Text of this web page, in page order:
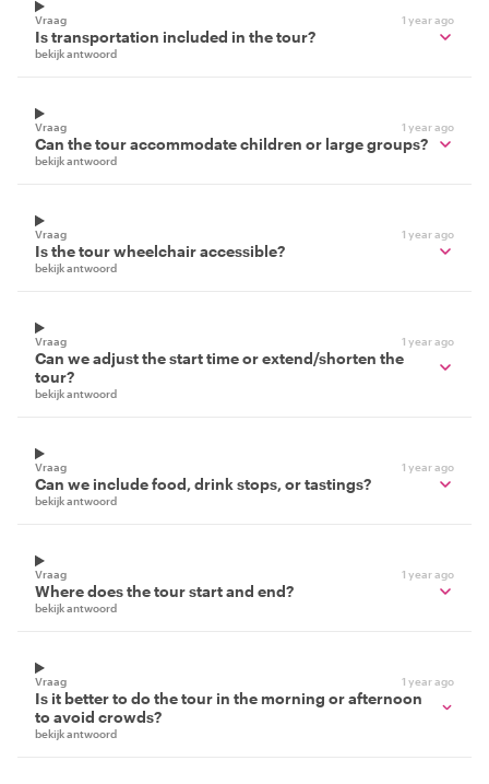
Vraag 1 year ago
Is transportation included in the tour?
bekijk antwoord
Vraag 1 year ago
Can the tour accommodate children or large groups?
bekijk antwoord
Vraag 1 year ago
Is the tour wheelchair accessible?
bekijk antwoord
Vraag 1 year ago
Can we adjust the start time or extend/shorten the
tour?
bekijk antwoord
Vraag 1 year ago
Can we include food, drink stops, or tastings?
bekijk antwoord
Vraag 1 year ago
Where does the tour start and end?
bekijk antwoord
Vraag 1 year ago
Is it better to do the tour in the morning or afternoon
to avoid crowds?
bekijk antwoord